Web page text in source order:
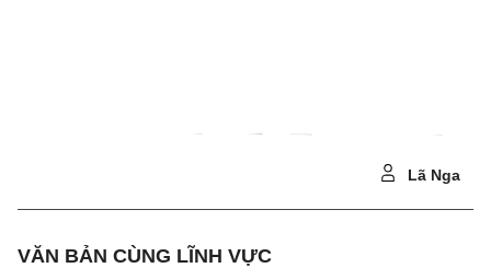
Lã Nga
VĂN BẢN CÙNG LĨNH VỰC